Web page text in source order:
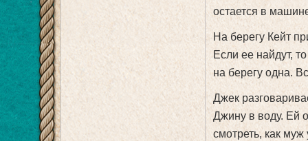
остается в
На берегу Кейт
Если ее найдут,
на берегу одна.
Джек
Джину в воду. Ей
смотреть, как